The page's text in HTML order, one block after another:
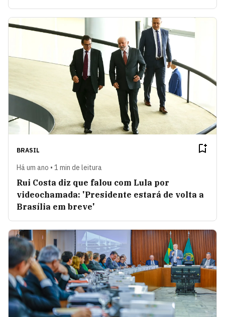
BRASIL
Há um ano • 1 min de leitura
Rui Costa diz que falou com Lula por
videochamada: 'Presidente estará de volta a
Brasília em breve'